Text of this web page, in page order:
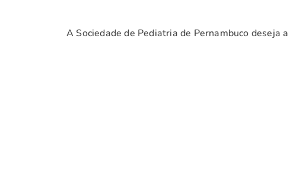
A Sociedade de Pediatria de Pernambuco deseja